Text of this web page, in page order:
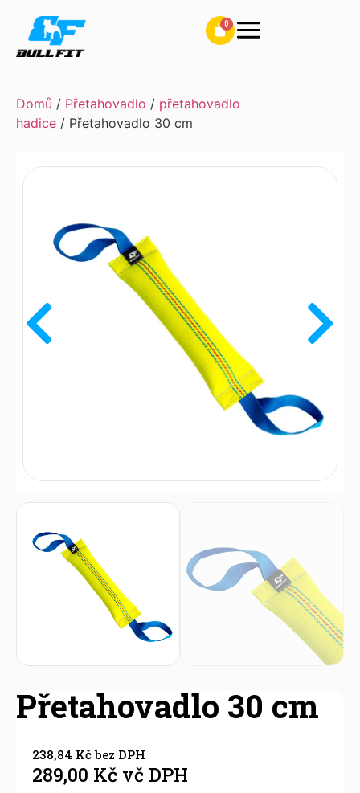
Domů / Přetahovadlo / přetahovadlo
hadice / Přetahovadlo 30 cm
Přetahovadlo 30 cm
238,84 Kčbez DPH
289,00 Kč vč DPH